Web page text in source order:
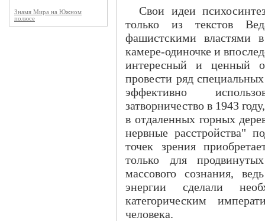
Знамя Мира на Южном
полюсе
Свои идеи
только из текстов
фашистскими властями
камере-одиночке и
интересный и ценный
провести ряд
эффективно
затворничество в 1943
в отдаленных горных
нервные расстройства"
точек зрения
только для
массового сознания,
энергии сделали
категорическим
человека.